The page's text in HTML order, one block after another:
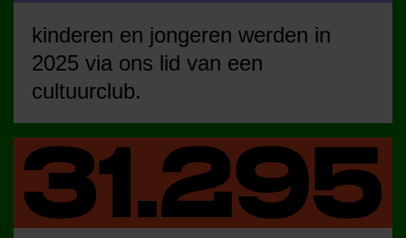
kinderen en jongeren werden in
2025 via ons lid van een
cultuurclub.